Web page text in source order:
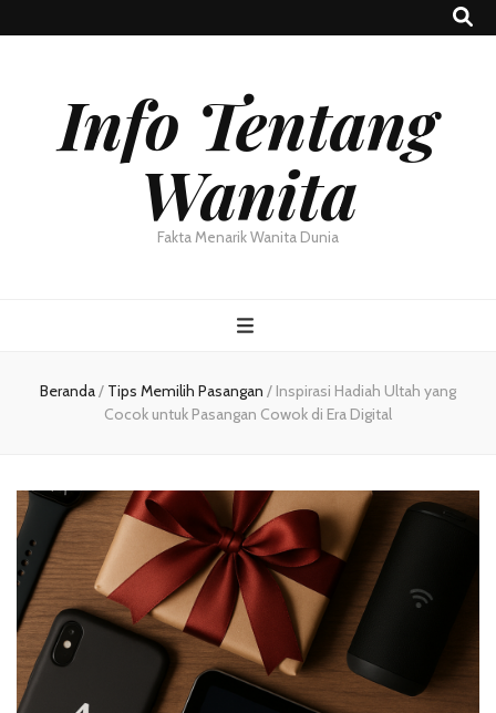
Info Tentang
Wanita
Fakta Menarik Wanita Dunia
Beranda/ Tips Memilih Pasangan / Inspirasi Hadiah Ultah yang
Cocok untuk Pasangan Cowok di Era Digital